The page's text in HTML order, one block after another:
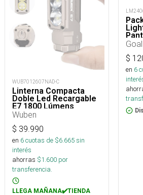
WUB7012607NAD-C
Linterna Compacta
Doble Led Recargable
E7 1800 Lúmens
Wuben
$ 39.990
en 6cuotas de $6.665sin
interés
ahorras $1.600 por
transferencia.
LLEGA MAÑANA✔️TIENDA
110
$
en 6